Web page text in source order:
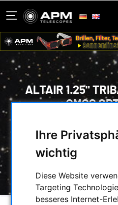
Ihre
wichtig
Diese Website
Targeting
besseres Internet-
ALTAIR 1.25"
CMOS
ALTAIR 1.25"